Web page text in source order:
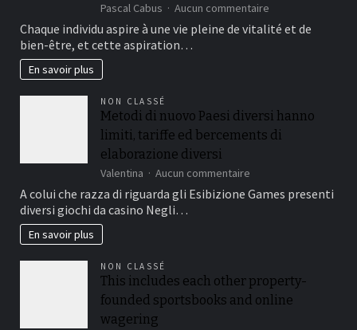
Pascal Cabus Aucun commentaire
Investir
dans
long
terme
des
marché
français
Chaque individu aspire à une vie pleine de vitalité et de
bien-être, et cette aspiration…
En savoir plus
NON CLASSÉ
Metodi di nuovo Paesi diversi hanno
limiti, tariffe ed bercements di
elaborazione diversi
Valentina Aucun commentaire
Metodi
di
tariffe
ed
A colui che razza di riguarda gli Esibizione Games presenti
diversi giochi da casino Negli…
En savoir plus
NON CLASSÉ
This includes each other property-
founded sportsbooks and online
wagering